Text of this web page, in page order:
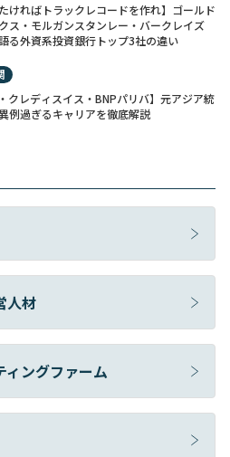
たければトラックレコードを作れ】ゴールド
ス・モルガンスタンレー・バークレイズ
る外資系投資銀行トップ3社の違い
・クレディスイス・BNPパリバ】元アジア統
例過ぎるキャリアを徹底解説
人材
ィングファーム